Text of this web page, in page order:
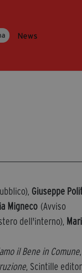
News
Giuseppe
Migneco (Avviso
dell'interno),
il Bene in Comune,
, Scintille